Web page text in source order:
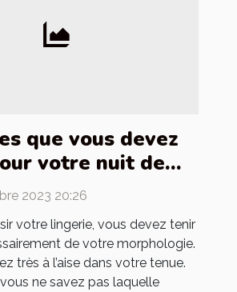
que vous devez
votre nuit de
2023 20:26
votre lingerie, vous devez tenir
de votre morphologie.
très à l’aise dans votre tenue.
ne savez pas laquelle